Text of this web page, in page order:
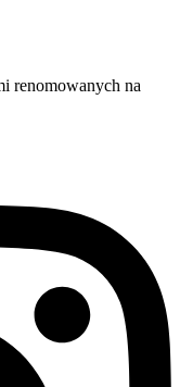
renomowanych na